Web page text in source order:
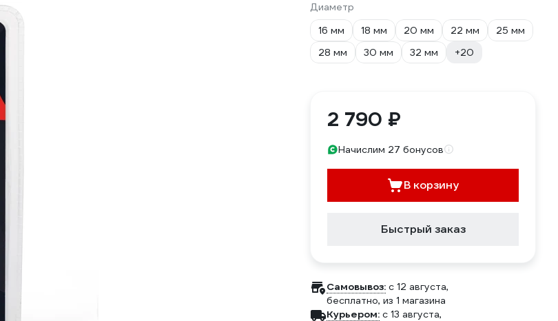
Диаметр
16 мм
18 мм 20 мм 22 мм
25 мм
28 мм
30 мм 32 мм +20
2 790 ₽
Начислим 27 бонусов
В корзину
Быстрый заказ
Самовывоз: c 12 августа,
бесплатно, из 1 магазина
Курьером: c 13 августа,